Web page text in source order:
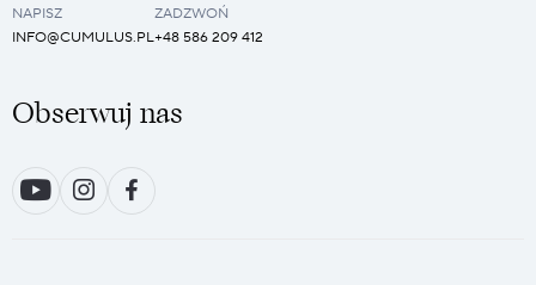
NAPISZ
INFO@CUMULUS.PL
ZADZWOŃ
+48 586 209 412
Obserwuj nas